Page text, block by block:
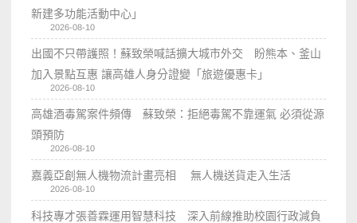
新建多功能活動中心」
2026-08-10
出國不只帶護照！蘇致榮喊話擴大城市外交 盼熊本、釜山
加入景點互惠 讓高雄人身分證變「旅遊優惠卡」
2026-08-10
高雄酒毒駕案件頻傳 蘇致榮：拒絕毒駕不靠運氣 必須從源
頭預防
2026-08-10
嘉義亞創無人機物流計畫亮相 無人機送貨走入生活
2026-08-10
科技專才張善霖運用智慧科技 深入前線推助校園行政減負